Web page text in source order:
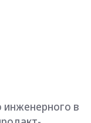
выберете
.